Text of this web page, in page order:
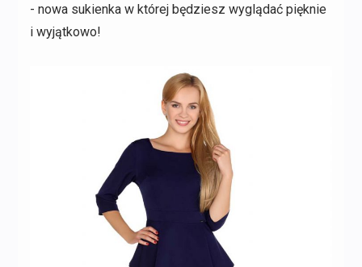
- nowa sukienka w której będziesz wyglądać pięknie
i wyjątkowo!